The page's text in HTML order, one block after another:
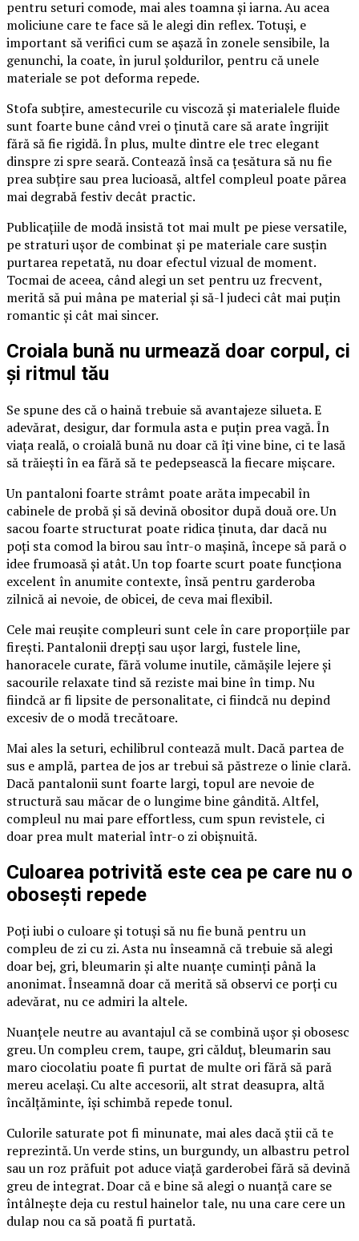
pentru seturi comode, mai ales toamna și iarna. Au acea
moliciune care te face să le alegi din reflex. Totuși, e
important să verifici cum se așază în zonele sensibile, la
genunchi, la coate, în jurul șoldurilor, pentru că unele
materiale se pot deforma repede.
Stofa subțire, amestecurile cu viscoză și materialele fluide
sunt foarte bune când vrei o ținută care să arate îngrijit
fără să fie rigidă. În plus, multe dintre ele trec elegant
dinspre zi spre seară. Contează însă ca țesătura să nu fie
prea subțire sau prea lucioasă, altfel compleul poate părea
mai degrabă festiv decât practic.
Publicațiile de modă insistă tot mai mult pe piese versatile,
pe straturi ușor de combinat și pe materiale care susțin
purtarea repetată, nu doar efectul vizual de moment.
Tocmai de aceea, când alegi un set pentru uz frecvent,
merită să pui mâna pe material și să-l judeci cât mai puțin
romantic și cât mai sincer.
Croiala bună nu urmează doar corpul, ci
și ritmul tău
Se spune des că o haină trebuie să avantajeze silueta. E
adevărat, desigur, dar formula asta e puțin prea vagă. În
viața reală, o croială bună nu doar că îți vine bine, ci te lasă
să trăiești în ea fără să te pedepsească la fiecare mișcare.
Un pantaloni foarte strâmt poate arăta impecabil în
cabinele de probă și să devină obositor după două ore. Un
sacou foarte structurat poate ridica ținuta, dar dacă nu
poți sta comod la birou sau într-o mașină, începe să pară o
idee frumoasă și atât. Un top foarte scurt poate funcționa
excelent în anumite contexte, însă pentru garderoba
zilnică ai nevoie, de obicei, de ceva mai flexibil.
Cele mai reușite compleuri sunt cele în care proporțiile par
firești. Pantalonii drepți sau ușor largi, fustele line,
hanoracele curate, fără volume inutile, cămășile lejere și
sacourile relaxate tind să reziste mai bine în timp. Nu
fiindcă ar fi lipsite de personalitate, ci fiindcă nu depind
excesiv de o modă trecătoare.
Mai ales la seturi, echilibrul contează mult. Dacă partea de
sus e amplă, partea de jos ar trebui să păstreze o linie clară.
Dacă pantalonii sunt foarte largi, topul are nevoie de
structură sau măcar de o lungime bine gândită. Altfel,
compleul nu mai pare effortless, cum spun revistele, ci
doar prea mult material într-o zi obișnuită.
Culoarea potrivită este cea pe care nu o
obosești repede
Poți iubi o culoare și totuși să nu fie bună pentru un
compleu de zi cu zi. Asta nu înseamnă că trebuie să alegi
doar bej, gri, bleumarin și alte nuanțe cuminți până la
anonimat. Înseamnă doar că merită să observi ce porți cu
adevărat, nu ce admiri la altele.
Nuanțele neutre au avantajul că se combină ușor și obosesc
greu. Un compleu crem, taupe, gri călduț, bleumarin sau
maro ciocolatiu poate fi purtat de multe ori fără să pară
mereu același. Cu alte accesorii, alt strat deasupra, altă
încălțăminte, își schimbă repede tonul.
Culorile saturate pot fi minunate, mai ales dacă știi că te
reprezintă. Un verde stins, un burgundy, un albastru petrol
sau un roz prăfuit pot aduce viață garderobei fără să devină
greu de integrat. Doar că e bine să alegi o nuanță care se
întâlnește deja cu restul hainelor tale, nu una care cere un
dulap nou ca să poată fi purtată.